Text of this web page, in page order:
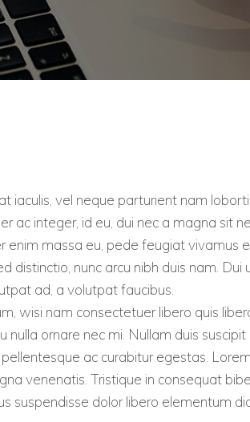
iaculis, vel neque parturient nam
ac integer, id eu, dui nec a magna sit
massa eu, pede feugiat vivamus
nunc arcu nibh duis nam. Dui
ad, a volutpat faucibus.
wisi nam consectetuer libero quis
ornare nec mi. Nullam duis suscipit
ac curabitur egestas.
venenatis. Tristique in consequat
suspendisse dolor libero elementum